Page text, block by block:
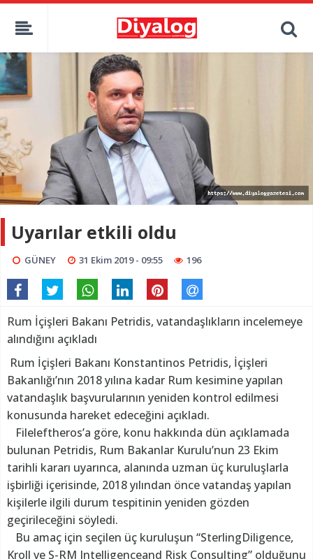
Uyarılar etkili oldu
GÜNEY 31 Ekim 2019 - 09:55 196
Rum İçişleri Bakanı Petridis, vatandaşlıkların incelemeye
alındığını açıkladı
Rum İçişleri Bakanı Konstantinos Petridis, İçişleri
Bakanlığı’nın 2018 yılına kadar Rum kesimine yapılan
vatandaşlık başvurularının yeniden kontrol edilmesi
konusunda hareket edeceğini açıkladı.
Fileleftheros’a göre, konu hakkında dün açıklamada
bulunan Petridis, Rum Bakanlar Kurulu’nun 23 Ekim
tarihli kararı uyarınca, alanında uzman üç kuruluşlarla
işbirliği içerisinde, 2018 yılından önce vatandaş yapılan
kişilerle ilgili durum tespitinin yeniden gözden
geçirileceğini söyledi.
Bu amaç için seçilen üç kuruluşun “SterlingDiligence,
Kroll ve S-RM Intelligenceand Risk Consulting” olduğunu